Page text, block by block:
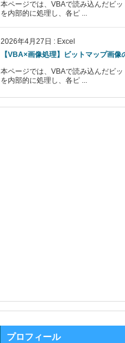
本ページでは、VBAで読み込んだビ
を内部的に処理し、各ピ ...
2026年4月27日 : Excel
【VBA×画像処理】ビットマップ画像
本ページでは、VBAで読み込んだビ
を内部的に処理し、各ピ ...
プロフィール